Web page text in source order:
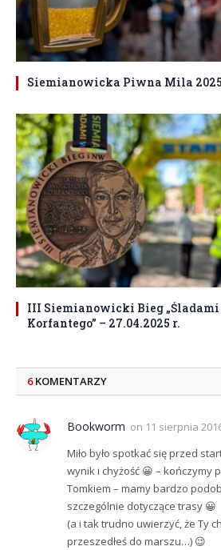
Siemianowicka Piwna Mila 2025
III Siemianowicki Bieg
Korfantego” – 27.04.2025 r.
6KOMENTARZY
Bookworm on 11 sierpnia
Miło było spotkać się przed
wynik i chyżość 😀 – kończymy
Tomkiem – mamy bardzo
szczególnie dotyczące trasy 😀
(a i tak trudno uwierzyć, że Ty
przeszedłeś do marszu…) 😉